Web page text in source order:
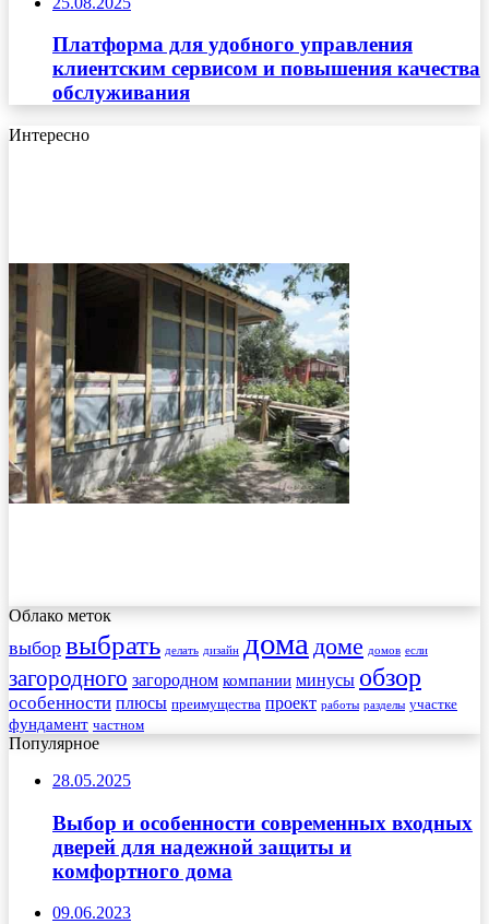
Платформа для удобного управления
клиентским сервисом и повышения качества
обслуживания
Интересно
Облако меток
выбор выбрать делать дизайн дома доме домов если
загородного загородном компании минусы обзор
особенности плюсы преимущества проект работы разделы участке
фундамент частном
Популярное
28.05.2025
Выбор и особенности современных входных
дверей для надежной защиты и
комфортного дома
09.06.2023